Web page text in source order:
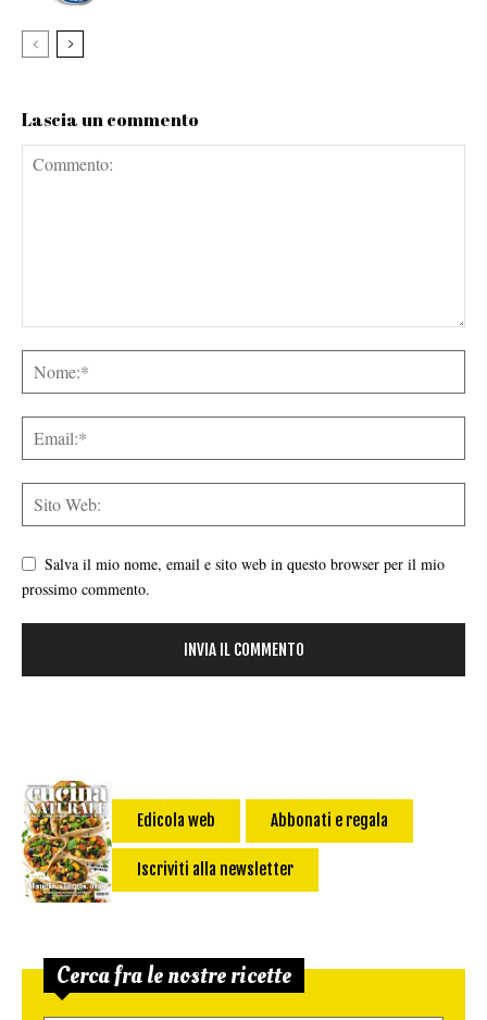
Lascia un commento
Salva il mio nome, email e sito web in questo browser per il mio
prossimo commento.
Edicola web Abbonati e regala
Iscriviti alla newsletter
Cerca fra le nostre ricette